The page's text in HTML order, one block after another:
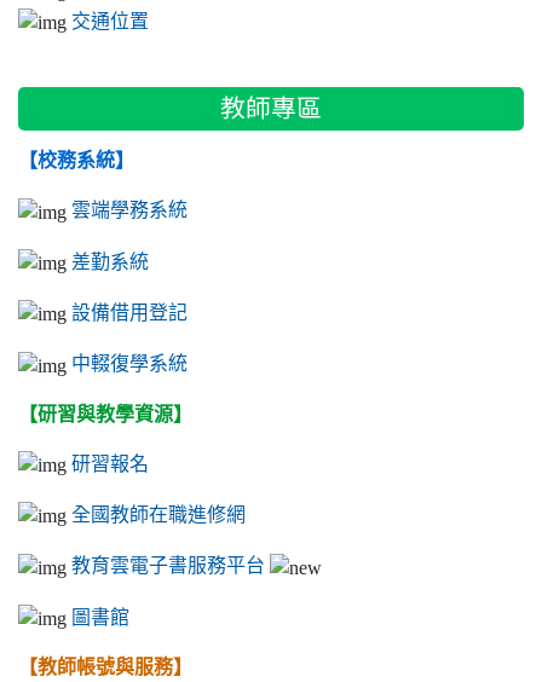
交通位置
教師專區
【校務系統】
雲端學務系統
差勤系統
設備借用登記
中輟復學系統
【研習與教學資源】
研習報名
全國教師在職進修網
教育雲電子書服務平台
圖書館
【教師帳號與服務】